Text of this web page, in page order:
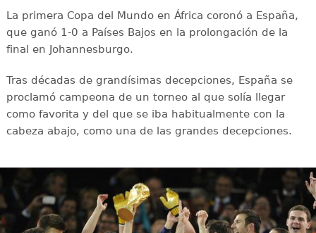
La primera Copa del Mundo en África coronó a España,
que ganó 1-0 a Países Bajos en la prolongación de la
final en Johannesburgo.
Tras décadas de grandísimas decepciones, España se
proclamó campeona de un torneo al que solía llegar
como favorita y del que se iba habitualmente con la
cabeza abajo, como una de las grandes decepciones.